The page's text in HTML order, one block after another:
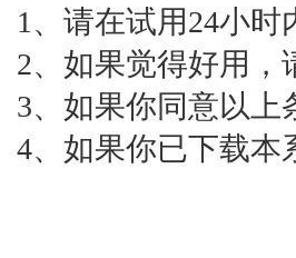
1、请在试用24小时
2、如果觉得好用，
3、如果你同意以上
4、如果你已下载本